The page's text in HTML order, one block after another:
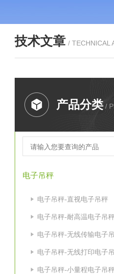
技术文章 / TECHNICAL
产品分类 /
电子吊秤
电子吊秤-直视电子吊秤
电子吊秤-耐高温电子吊
电子吊秤-无线传输电子
电子吊秤-无线打印电子
电子吊秤-小量程电子吊